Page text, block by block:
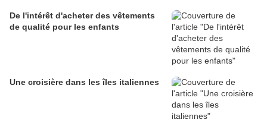
De l'intérêt d'acheter des vêtements
de qualité pour les enfants
Une croisière dans les îles italiennes